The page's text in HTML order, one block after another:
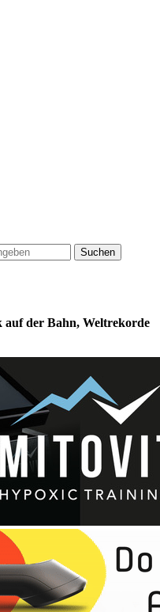
Suchen
auf der Bahn, Weltrekorde